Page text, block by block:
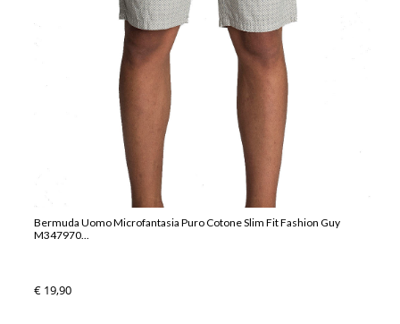
Bermuda Uomo Microfantasia Puro Cotone Slim Fit Fashion Guy
M347970...
€ 19,90